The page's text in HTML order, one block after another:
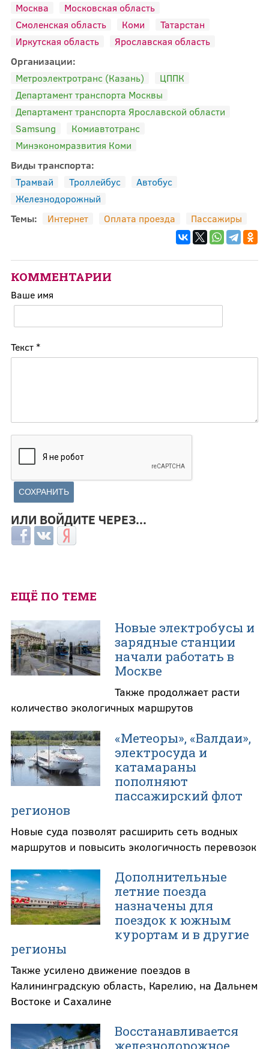
Москва
Московская область
Смоленская область
Коми
Татарстан
Иркутская область
Ярославская область
Организации:
Метроэлектротранс (Казань)
ЦППК
Департамент транспорта Москвы
Департамент транспорта Ярославской области
Samsung
Комиавтотранс
Минэкономразвития Коми
Виды транспорта:
Трамвай
Троллейбус
Автобус
Железнодорожный
Темы:
Интернет Оплата проезда Пассажиры
КОММЕНТАРИИ
Ваше имя
Текст *
ИЛИ ВОЙДИТЕ ЧЕРЕЗ...
Login with Facebook
Login with ВКонтакте
Login with Яндекс
ЕЩЁ ПО ТЕМЕ
Новые электробусы и
зарядные станции
начали работать в
Москве
Также продолжает расти
количество экологичных маршрутов
«Метеоры», «Валдаи»,
электросуда и
катамараны
пополняют
пассажирский флот
регионов
Новые суда позволят расширить сеть водных
маршрутов и повысить экологичность перевозок
Дополнительные
летние поезда
назначены для
поездок к южным
курортам и в другие
регионы
Также усилено движение поездов в
Калининградскую область, Карелию, на Дальнем
Востоке и Сахалине
Восстанавливается
железнодорожное